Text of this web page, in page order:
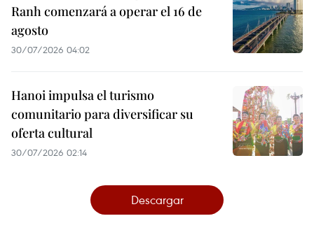
Ranh comenzará a operar el 16 de
agosto
30/07/2026 04:02
Hanoi impulsa el turismo
comunitario para diversificar su
oferta cultural
30/07/2026 02:14
Descargar